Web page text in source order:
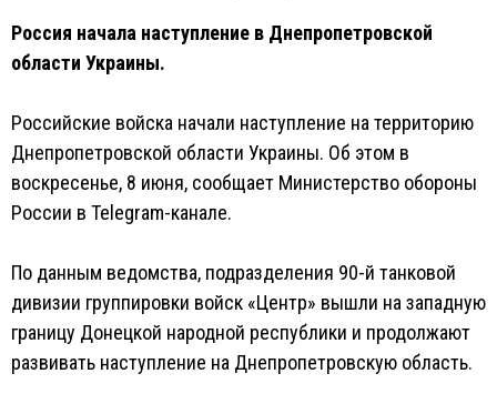
Россия начала наступление в Днепропетровской
области Украины.
Российские войска начали наступление на территорию
Днепропетровской области Украины. Об этом в
воскресенье, 8 июня, сообщает Министерство обороны
России в Telegram-канале.
По данным ведомства, подразделения 90-й танковой
дивизии группировки войск «Центр» вышли на западную
границу Донецкой народной республики и продолжают
развивать наступление на Днепропетровскую область.